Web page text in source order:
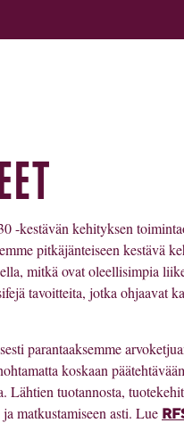
-kestävän kehityksen
pitkäjänteiseen kestävä
mitkä ovat oleellisimpia
tavoitteita, jotka ohjaavat
parantaaksemme
koskaan
Lähtien tuotannosta,
matkustamiseen asti. Lue